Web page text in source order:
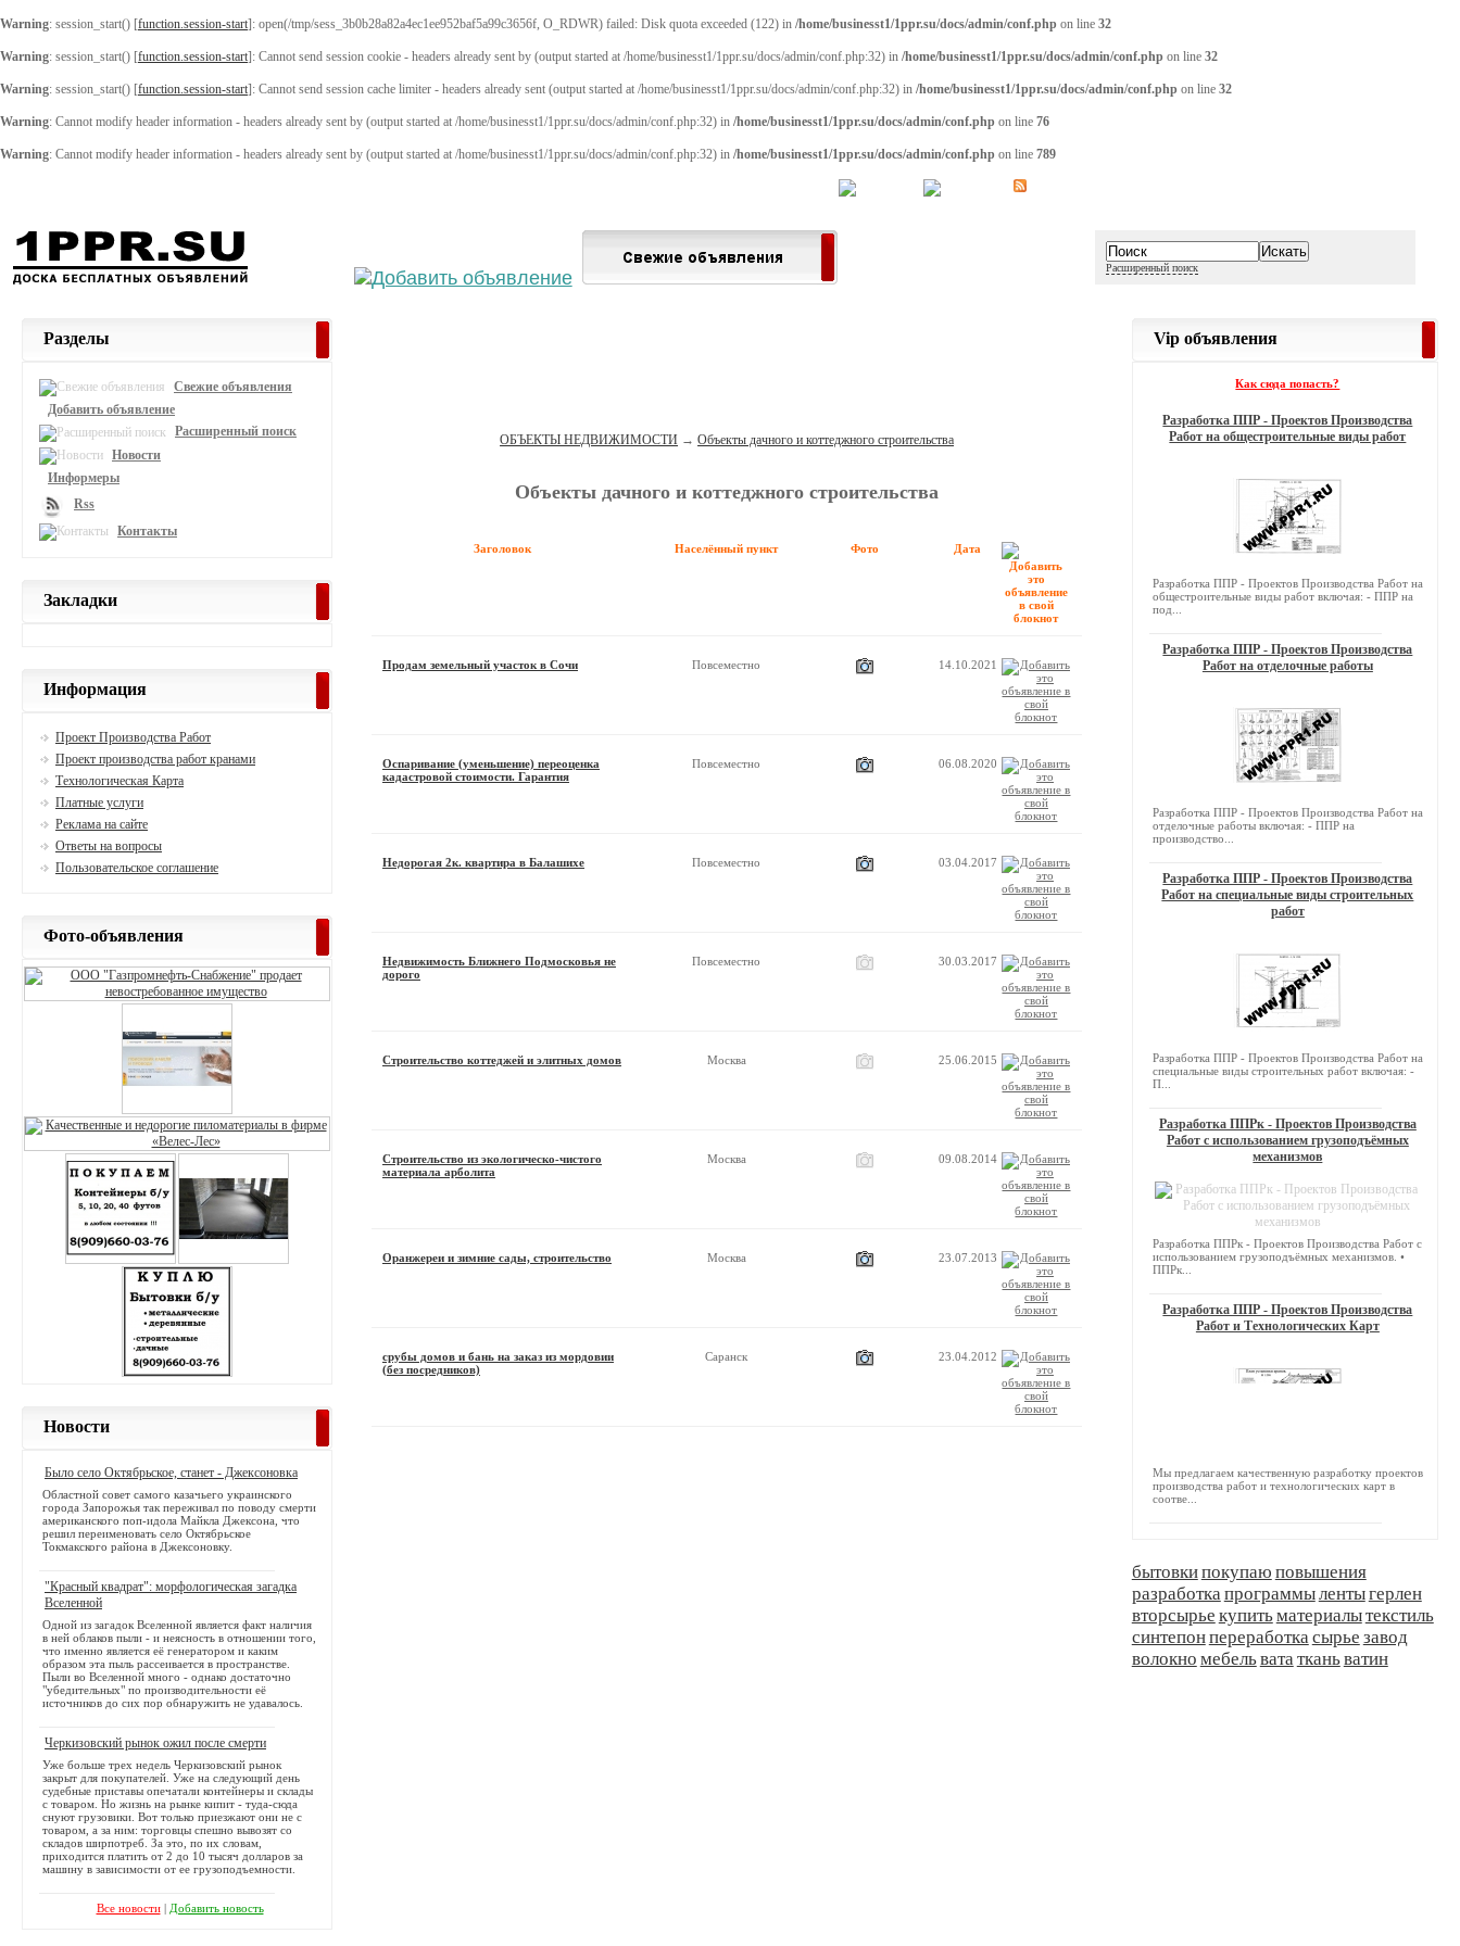
Warning: session_start() [function.session-start]: open(/tmp/sess_3b0b28a82a4ec1ee952baf5a99c3656f, O_RDWR) failed: Disk quota exceeded (122) in /home/businesst1/1ppr.su/docs/admin/conf.php on line 32
Warning: session_start() [function.session-start]: Cannot send session cookie - headers already sent by (output started at /home/businesst1/1ppr.su/docs/admin/conf.php:32) in /home/businesst1/1ppr.su/docs/admin/conf.php on line 32
Warning: session_start() [function.session-start]: Cannot send session cache limiter - headers already sent (output started at /home/businesst1/1ppr.su/docs/admin/conf.php:32) in /home/businesst1/1ppr.su/docs/admin/conf.php on line 32
Warning: Cannot modify header information - headers already sent by (output started at /home/businesst1/1ppr.su/docs/admin/conf.php:32) in /home/businesst1/1ppr.su/docs/admin/conf.php on line 76
Warning: Cannot modify header information - headers already sent by (output started at /home/businesst1/1ppr.su/docs/admin/conf.php:32) in /home/businesst1/1ppr.su/docs/admin/conf.php on line 789
Расширенный поиск
ОБЪЕКТЫ НЕДВИЖИМОСТИ →Объекты дачного и коттеджного строительства
Объекты дачного и коттеджного строительства
Заголовок Дата
Фото
Населённый пункт
Продам земельный участок в Сочи 14.10.2021
Повсеместно
Оспаривание (уменьшение) переоценка
кадастровой стоимости. Гарантия
06.08.2020
Повсеместно
Недорогая 2к. квартира в Балашихе 03.04.2017
Повсеместно
Недвижимость Ближнего Подмосковья не
дорого
30.03.2017
Повсеместно
Строительство коттеджей и элитных домов 25.06.2015
Москва
Строительство из экологическо-чистого
материала арболита
09.08.2014
Москва
Оранжереи и зимние сады, строительство 23.07.2013
Москва
срубы домов и бань на заказ из мордовии
(без посредников)
23.04.2012
Саранск
Разделы
Свежие объявления
Добавить объявление
Расширенный поиск
Новости
Информеры
Rss
Контакты
Закладки
Информация
Проект Производства Работ
Проект производства работ кранами
Технологическая Карта
Платные услуги
Реклама на сайте
Ответы на вопросы
Пользовательское соглашение
Фото-объявления
Новости
Было село Октябрьское, станет - Джексоновка
Областной совет самого казачьего украинского
города Запорожья так переживал по поводу смерти
американского поп-идола Майкла Джексона, что
решил переименовать село Октябрьское
Токмакского района в Джексоновку.
"Красный квадрат": морфологическая загадка
Вселенной
Одной из загадок Вселенной является факт наличия
в ней облаков пыли - и неясность в отношении того,
что именно является её генератором и каким
образом эта пыль рассеивается в пространстве.
Пыли во Вселенной много - однако достаточно
"убедительных" по производительности её
источников до сих пор обнаружить не удавалось.
Черкизовский рынок ожил после смерти
Уже больше трех недель Черкизовский рынок
закрыт для покупателей. Уже на следующий день
судебные приставы опечатали контейнеры и склады
с товаром. Но жизнь на рынке кипит - туда-сюда
снуют грузовики. Вот только приезжают они не с
товаром, а за ним: торговцы спешно вывозят со
складов ширпотреб. За это, по их словам,
приходится платить от 2 до 10 тысяч долларов за
машину в зависимости от ее грузоподъемности.
Все новости| Добавить новость
Vip объявления
Как сюда попасть?
Разработка ППР - Проектов Производства
Работ на общестроительные виды работ
Разработка ППР - Проектов Производства Работ на
общестроительные виды работ включая: - ППР на
под...
Разработка ППР - Проектов Производства
Работ на отделочные работы
Разработка ППР - Проектов Производства Работ на
отделочные работы включая: - ППР на
производство...
Разработка ППР - Проектов Производства
Работ на специальные виды строительных
работ
Разработка ППР - Проектов Производства Работ на
специальные виды строительных работ включая: -
П...
Разработка ППРк - Проектов Производства
Работ с использованием грузоподъёмных
механизмов
Разработка ППРк - Проектов Производства Работ с
использованием грузоподъёмных механизмов. •
ППРк...
Разработка ППР - Проектов Производства
Работ и Технологических Карт
Мы предлагаем качественную разработку проектов
производства работ и технологических карт в
соотве...
бытовкипокупаю повышения
разработкапрограммылентыгерлен
вторсырье купитьматериалытекстиль
синтепонпереработкасырье завод
волокно мебельвататканьватин